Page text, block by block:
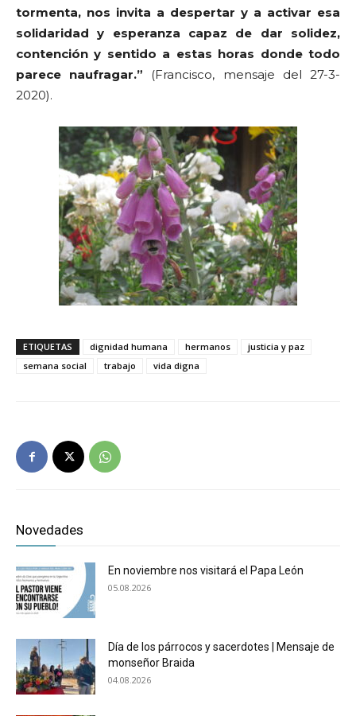
tormenta, nos invita a despertar y a activar esa
solidaridad y esperanza capaz de dar solidez,
contención y sentido a estas horas donde todo
parece naufragar.” (Francisco, mensaje del 27-3-
2020).
ETIQUETAS dignidad humana hermanos
justicia y paz
semana social
trabajo vida digna
Novedades
En noviembre nos visitará el Papa León
05.08.2026
Día de los párrocos y sacerdotes | Mensaje de
monseñor Braida
04.08.2026